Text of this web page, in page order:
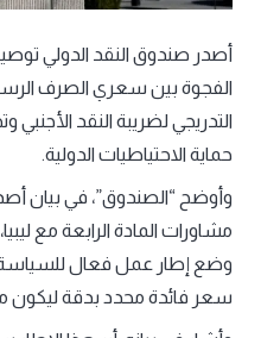
أصدر صندوق النقد الدولي
الفجوة بين سعري الصرف
التدريجي لضريبة النقد الأجنبي
حماية الاحتياطيات الدولية.
وأوضح “الصندوق”، في بيان
مشاورات المادة الرابعة مع
وضع إطار عمل فعال للسياسة
سعر فائدة محدد بدقة ليكون